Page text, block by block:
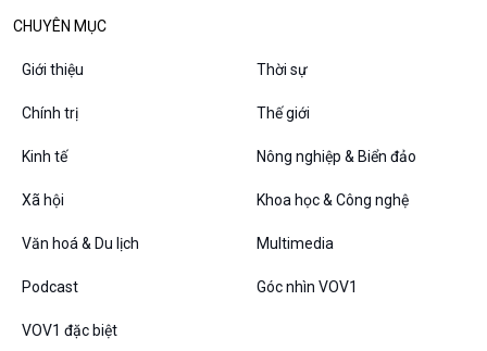
Podcast
10 phút Sự kiện - Luận bàn
Dòng chảy sự kiện
Đối thoại
Chuyện đêm
CHUYÊN MỤC
Giới thiệu Thời sự
Chính trị Thế giới
Kinh tế Nông nghiệp & Biển đảo
Xã hội Khoa học & Công nghệ
Văn hoá & Du lịch Multimedia
Podcast Góc nhìn VOV1
VOV1 đặc biệt